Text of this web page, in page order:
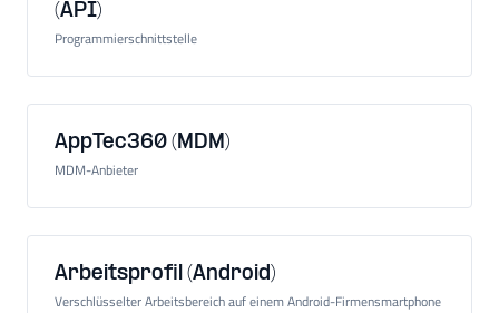
(API)
Programmierschnittstelle
AppTec360 (MDM)
MDM-Anbieter
Arbeitsprofil (Android)
Verschlüsselter Arbeitsbereich auf einem Android-Firmensmartphone